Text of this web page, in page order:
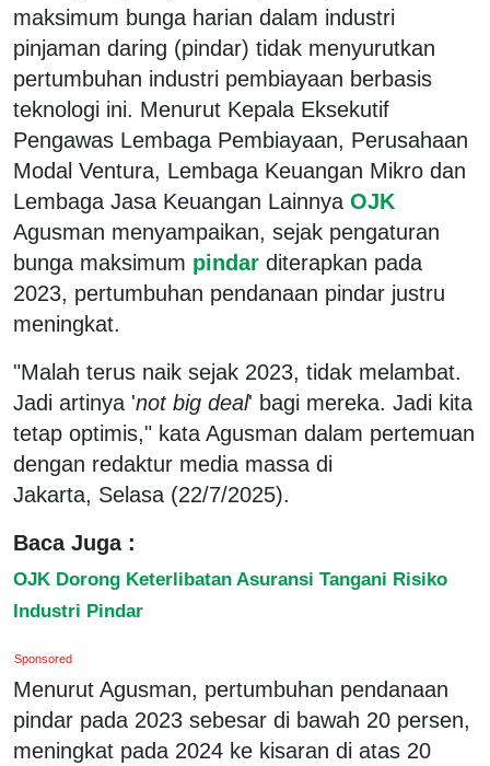
maksimum bunga harian dalam industri
pinjaman daring (pindar) tidak menyurutkan
pertumbuhan industri pembiayaan berbasis
teknologi ini. Menurut Kepala Eksekutif
Pengawas Lembaga Pembiayaan, Perusahaan
Modal Ventura, Lembaga Keuangan Mikro dan
Lembaga Jasa Keuangan Lainnya OJK
Agusman menyampaikan, sejak pengaturan
bunga maksimum pindar diterapkan pada
2023, pertumbuhan pendanaan pindar justru
meningkat.
"Malah terus naik sejak 2023, tidak melambat.
Jadi artinya 'not big deal' bagi mereka. Jadi kita
tetap optimis," kata Agusman dalam pertemuan
dengan redaktur media massa di
Jakarta, Selasa (22/7/2025).
Baca Juga :
OJK Dorong Keterlibatan Asuransi Tangani Risiko
Industri Pindar
Sponsored
Menurut Agusman, pertumbuhan pendanaan
pindar pada 2023 sebesar di bawah 20 persen,
meningkat pada 2024 ke kisaran di atas 20